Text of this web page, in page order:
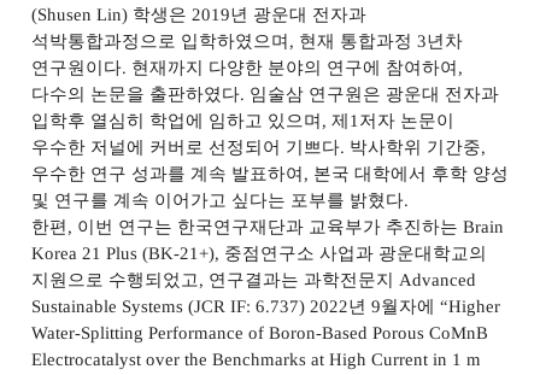
(Shusen Lin) 학생은 2019년 광운대 전자과
석박통합과정으로 입학하였으며 , 현재 통합과정 3년차
연구원이다. 현재까지 다양한 분야의 연구에 참여하여 ,
다수의 논문을 출판하였다. 임술삼 연구원은 광운대 전자과
입학후 열심히 학업에 임하고 있으며 , 제 1저자 논문이
우수한 저널에 커버로 선정되어 기쁘다. 박사학위 기간중,
우수한 연구 성과를 계속 발표하여 , 본국 대학에서 후학 양성
및 연구를 계속 이어가고 싶다는 포부를 밝혔다.
한편, 이번 연구는 한국연구재단과 교육부가 추진하는Brain
Korea 21 Plus (BK-21+), 중점연구소 사업과 광운대학교의
지원으로 수행되었고, 연구결과는 과학전문지Advanced
Sustainable Systems (JCR IF: 6.737) 2022년9월자에“Higher
Water-Splitting Performance of Boron-Based Porous CoMnB
Electrocatalyst over the Benchmarks at High Current in 1 m